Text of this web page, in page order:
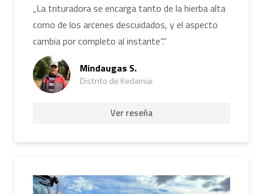
„La trituradora se encarga tanto de la hierba alta
como de los arcenes descuidados, y el aspecto
cambia por completo al instante“.“
Mindaugas S.
Distrito de Kedainiai
Ver reseña